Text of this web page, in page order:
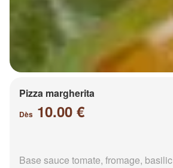
Pizza margherita
Dès 10.00 €
Base sauce tomate, fromage, basilic